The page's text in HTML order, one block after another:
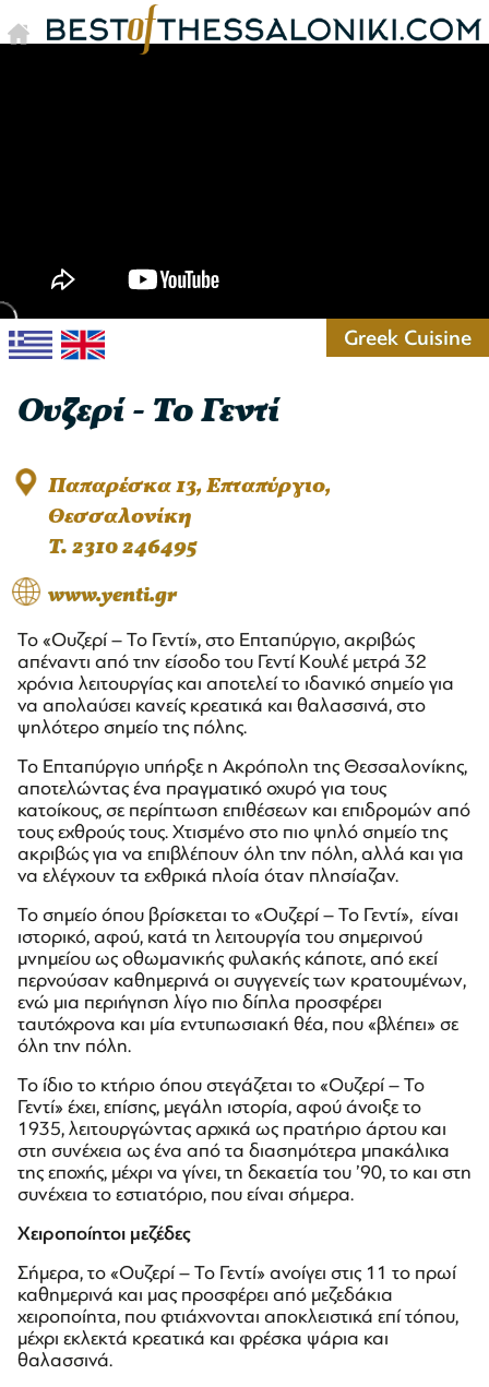
Greek Cuisine
Ουζερί - Το Γεντί
Παπαρέσκα 13, Επταπύργιο,
Θεσσαλονίκη
T. 2310 246495
www.yenti.gr
Το «Ουζερί – Το Γεντί», στο Επταπύργιο, ακριβώς
απέναντι από την είσοδο του Γεντί Κουλέ μετρά 32
χρόνια λειτουργίας και αποτελεί το ιδανικό σημείο για
να απολαύσει κανείς κρεατικά και θαλασσινά, στο
ψηλότερο σημείο της πόλης.
Το Επταπύργιο υπήρξε η Ακρόπολη της Θεσσαλονίκης,
αποτελώντας ένα πραγματικό οχυρό για τους
κατοίκους, σε περίπτωση επιθέσεων και επιδρομών από
τους εχθρούς τους. Χτισμένο στο πιο ψηλό σημείο της
ακριβώς για να επιβλέπουν όλη την πόλη, αλλά και για
να ελέγχουν τα εχθρικά πλοία όταν πλησίαζαν.
Το σημείο όπου βρίσκεται το «Ουζερί – Το Γεντί», είναι
ιστορικό, αφού, κατά τη λειτουργία του σημερινού
μνημείου ως οθωμανικής φυλακής κάποτε, από εκεί
περνούσαν καθημερινά οι συγγενείς των κρατουμένων,
ενώ μια περιήγηση λίγο πιο δίπλα προσφέρει
ταυτόχρονα και μία εντυπωσιακή θέα, που «βλέπει» σε
όλη την πόλη.
Το ίδιο το κτήριο όπου στεγάζεται το «Ουζερί – Το
Γεντί» έχει, επίσης, μεγάλη ιστορία, αφού άνοιξε το
1935, λειτουργώντας αρχικά ως πρατήριο άρτου και
στη συνέχεια ως ένα από τα διασημότερα μπακάλικα
της εποχής, μέχρι να γίνει, τη δεκαετία του ’90, το και στη
συνέχεια το εστιατόριο, που είναι σήμερα.
Χειροποίητοι μεζέδες
Σήμερα, το «Ουζερί – Το Γεντί» ανοίγει στις 11 το πρωί
καθημερινά και μας προσφέρει από μεζεδάκια
χειροποίητα, που φτιάχνονται αποκλειστικά επί τόπου,
μέχρι εκλεκτά κρεατικά και φρέσκα ψάρια και
θαλασσινά.